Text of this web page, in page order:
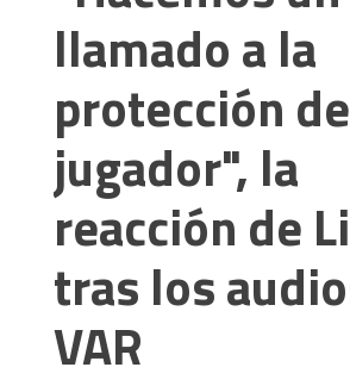
llamado a la
protección
jugador", la
reacción de
tras los
VAR